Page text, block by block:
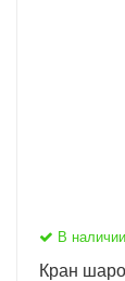
В наличии
Кран